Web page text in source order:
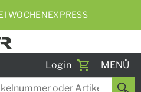
2026
Login
Toggle
MENÜ